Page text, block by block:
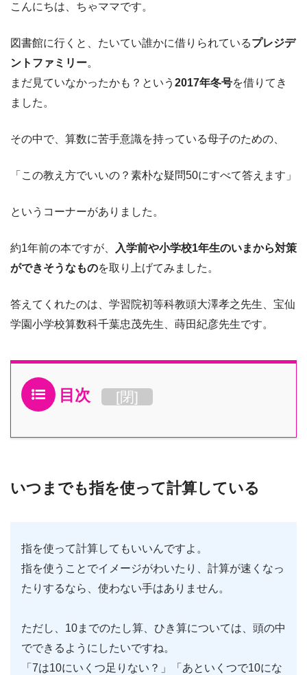
こんにちは、ちゃママです。
図書館に行くと、たいてい誰かに借りられているプレジデ
ントファミリー。
まだ見ていなかったかも？という 2017年冬号を借りてき
ました。
その中で、算数に苦手意識を持っている母子のための、
「この教え方でいいの？素朴な疑問50にすべて答えます」
というコーナーがありました。
約1年前の本ですが、
入学前や小学校1年生のいまから対策
ができそうなものを取り上げてみました。
答えてくれたのは、学習院初等科教頭大澤孝之先生、宝仙
学園小学校算数科千葉忠茂先生、蒔田紀彦先生です。
目次 [閉]
いつまでも指を使って計算している
指を使って計算してもいいんですよ。
指を使うことでイメージがわいたり、計算が速くなっ
たりするなら、使わない手はありません。
ただし、10までのたし算、ひき算については、頭の中
でできるようにしたいですね。
「7は10にいくつ足りない？」「あといくつで10にな